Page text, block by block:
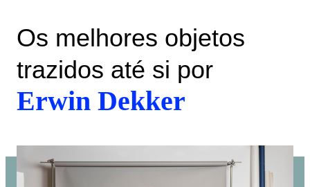
Os melhores objetos
trazidos até si por
Erwin Dekker